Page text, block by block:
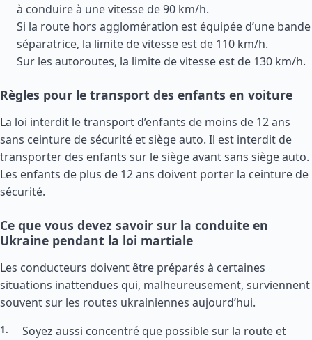
à conduire à une vitesse de 90 km/h.
Si la route hors agglomération est équipée d’une bande
séparatrice, la limite de vitesse est de 110 km/h.
Sur les autoroutes, la limite de vitesse est de 130 km/h.
Règles pour le transport des enfants en voiture
La loi interdit le transport d’enfants de moins de 12 ans
sans ceinture de sécurité et siège auto. Il est interdit de
transporter des enfants sur le siège avant sans siège auto.
Les enfants de plus de 12 ans doivent porter la ceinture de
sécurité.
Ce que vous devez savoir sur la conduite en
Ukraine pendant la loi martiale
Les conducteurs doivent être préparés à certaines
situations inattendues qui, malheureusement, surviennent
souvent sur les routes ukrainiennes aujourd’hui.
Soyez aussi concentré que possible sur la route et